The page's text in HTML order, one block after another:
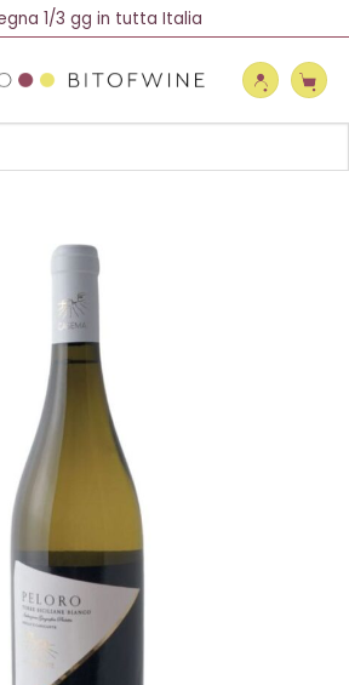
Gratuita oltre 69 €
1/3 gg in tutta Italia
= 5% di Sconto!